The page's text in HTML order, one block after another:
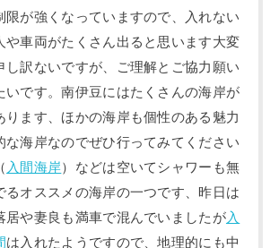
限が強くなっていますので、入れない
や車両がたくさん出ると思います大変
し訳ないですが、ご理解とご協力願い
いです。南伊豆にはたくさんの海岸が
ります、ほかの海岸も個性のある魅力
な海岸なのでぜひ行ってみてください
（ 入間海岸）などは空いてシャワーも無
るオススメの海岸の一つです、昨日は
居や妻良も満車で混んでいましたが入
は入れたようですので、地理的にも中